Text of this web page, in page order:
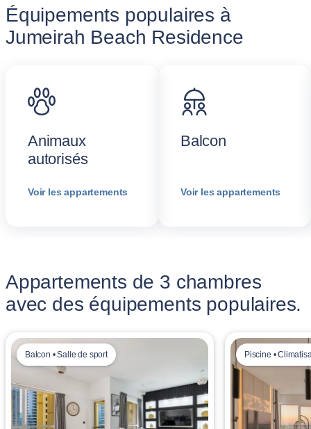
Équipements populaires à
Jumeirah Beach Residence
Animaux
autorisés
Voir les appartements
Balcon
Voir les appartements
Appartements de 3 chambres
avec des équipements populaires.
Balcon • Salle de sport Piscine •